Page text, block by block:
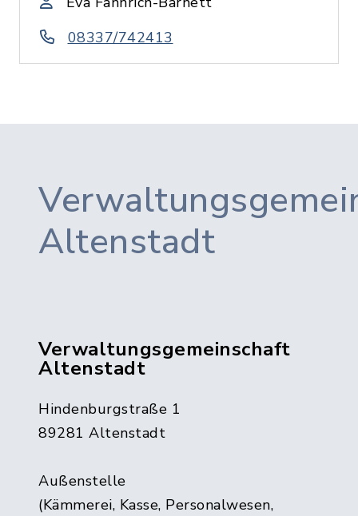
08337/742413
Altenstadt
Verwaltungsgemeinschaft
Altenstadt
Hindenburgstraße 1
89281 Altenstadt
Außenstelle
(Kämmerei, Kasse, Personalwesen,